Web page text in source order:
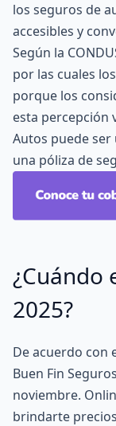
los seguros de
accesibles y
Según la
por las cuales
porque los
esta percepción
Autos puede
una póliza de
¿Cuándo
2025?
De acuerdo con
Buen Fin
noviembre.
brindarte